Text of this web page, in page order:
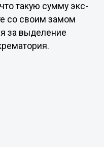
такую сумму экс-
со своим замом
за выделение